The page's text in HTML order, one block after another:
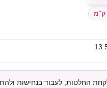
החלטות, לעבוד בנחישות